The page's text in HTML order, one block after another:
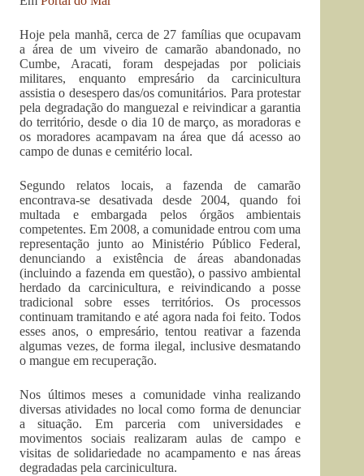
Hoje pela manhã, cerca de 27 famílias que ocupavam
a área de um viveiro de camarão abandonado, no
Cumbe, Aracati, foram despejadas por policiais
militares, enquanto empresário da carcinicultura
assistia o desespero das/os comunitários. Para protestar
pela degradação do manguezal e reivindicar a garantia
do território, desde o dia 10 de março, as moradoras e
os moradores acampavam na área que dá acesso ao
campo de dunas e cemitério local.
Segundo relatos locais, a fazenda de camarão
encontrava-se desativada desde 2004, quando foi
multada e embargada pelos órgãos ambientais
competentes. Em 2008, a comunidade entrou com uma
representação junto ao Ministério Público Federal,
denunciando a existência de áreas abandonadas
(incluindo a fazenda em questão), o passivo ambiental
herdado da carcinicultura, e reivindicando a posse
tradicional sobre esses territórios. Os processos
continuam tramitando e até agora nada foi feito. Todos
esses anos, o empresário, tentou reativar a fazenda
algumas vezes, de forma ilegal, inclusive desmatando
o mangue em recuperação.
Nos últimos meses a comunidade vinha realizando
diversas atividades no local como forma de denunciar
a situação. Em parceria com universidades e
movimentos sociais realizaram aulas de campo e
visitas de solidariedade no acampamento e nas áreas
degradadas pela carcinicultura.